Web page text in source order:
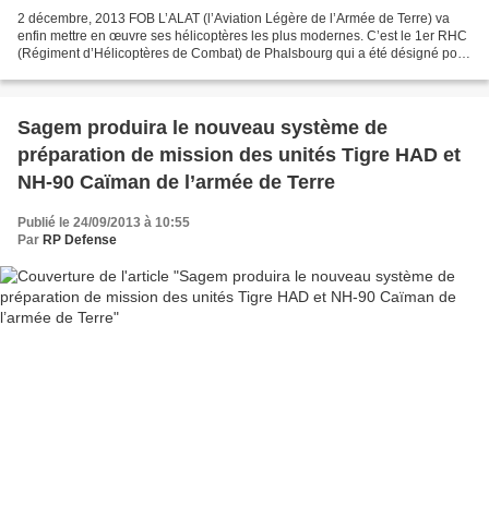
2 décembre, 2013 FOB L’ALAT (l’Aviation Légère de l’Armée de Terre) va
enfin mettre en œuvre ses hélicoptères les plus modernes. C’est le 1er RHC
(Régiment d’Hélicoptères de Combat) de Phalsbourg qui a été désigné pour
Sagem produira le nouveau système de
préparation de mission des unités Tigre HAD et
NH-90 Caïman de l’armée de Terre
Publié le 24/09/2013 à 10:55
Par RP Defense